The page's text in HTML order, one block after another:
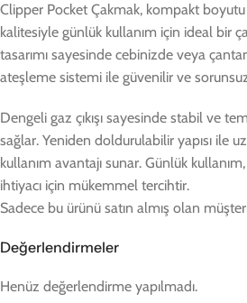
Clipper Pocket Çakmak, kompakt
kalitesiyle günlük kullanım için ideal bir
tasarımı sayesinde cebinizde veya
ateşleme sistemi ile güvenilir ve
Dengeli gaz çıkışı sayesinde stabil ve
sağlar. Yeniden doldurulabilir yapısı ile
kullanım avantajı sunar. Günlük
ihtiyacı için mükemmel tercihtir.
Değerlendirmeler
Henüz değerlendirme yapılmadı.
Sadece bu ürünü satın almış olan